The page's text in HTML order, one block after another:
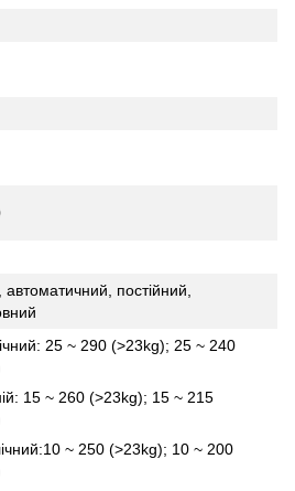
автоматичний, постійний,
25 ~ 290 (>23kg); 25 ~ 240
15 ~ 260 (>23kg); 15 ~ 215
~ 250 (>23kg); 10 ~ 200